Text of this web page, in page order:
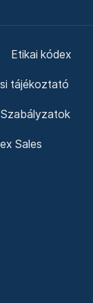
Etikai kódex
tájékoztató
Szabályzatok
Sales